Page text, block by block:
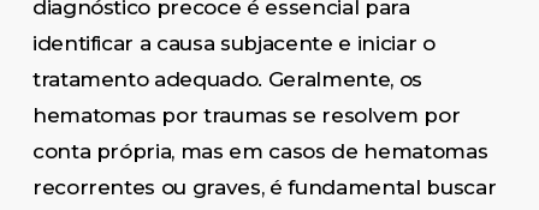
diagnóstico precoce é essencial para
identificar a causa subjacente e iniciar o
tratamento adequado. Geralmente, os
hematomas por traumas se resolvem por
conta própria, mas em casos de hematomas
recorrentes ou graves, é fundamental buscar